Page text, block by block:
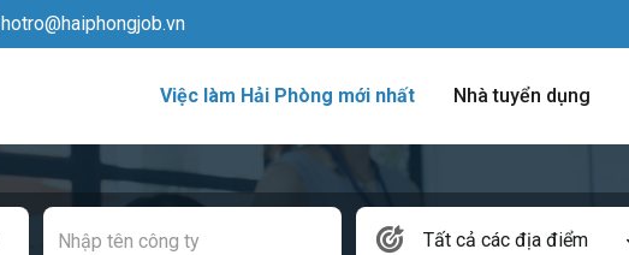
hotro@haiphongjob.vn
Việc làm Hải Phòng mới nhất Nhà tuyển dụng
Tất cả các địa điểm